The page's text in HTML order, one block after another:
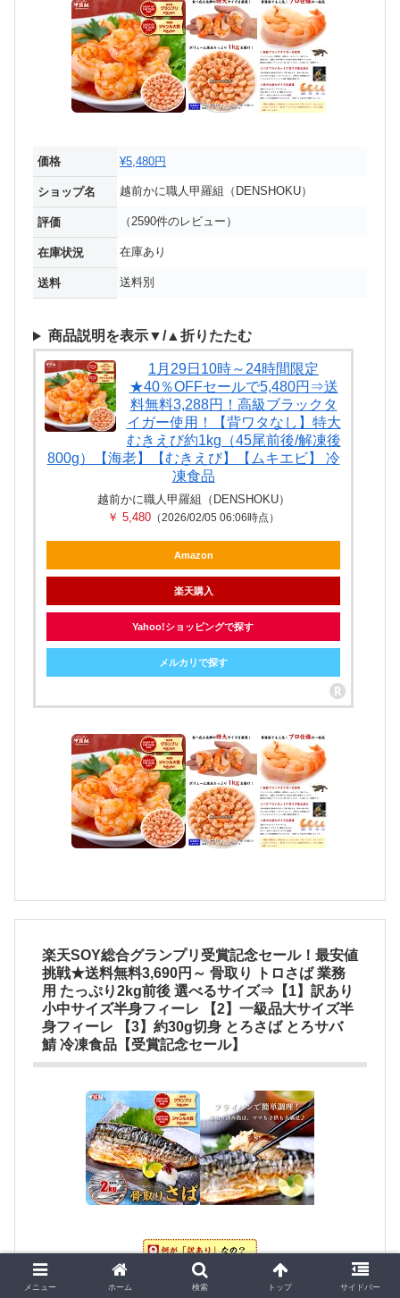
価格 ¥5,480円
ショップ名 越前かに職人甲羅組（DENSHOKU）
評価 （2590件のレビュー）
在庫状況 在庫あり
送料 送料別
商品説明を表示▼/▲折りたたむ
1月29日10時～24時間限定
★40％OFFセールで5,480円⇒送
料無料3,288円！高級ブラックタ
イガー使用！【背ワタなし】特大
むきえび約1kg（45尾前後/解凍後
800g）【海老】【むきえび】【ムキエビ】 冷
凍食品
越前かに職人甲羅組（DENSHOKU）
￥ 5,480 （2026/02/05 06:06時点）
Amazon
楽天購入
Yahoo!ショッピングで探す
メルカリで探す
楽天SOY総合グランプリ受賞記念セール！最安値
挑戦★送料無料3,690円～ 骨取り トロさば 業務
用 たっぷり2kg前後 選べるサイズ⇒【1】訳あり
小中サイズ半身フィーレ 【2】一級品大サイズ半
身フィーレ 【3】約30g切身 とろさば とろサバ
鯖 冷凍食品【受賞記念セール】
メニュー ホーム 検索 トップ サイドバー